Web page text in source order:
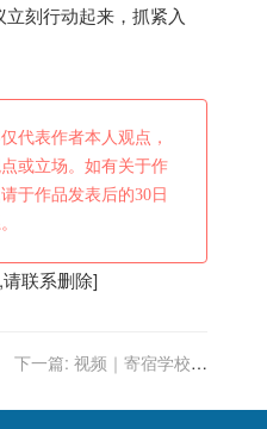
刻行动起来，抓紧入
代表作者本人观点，
或立场。如有关于作
于作品发表后的30日
联系删除]
下一篇: 视频｜寄宿学校为
的“坟场”？